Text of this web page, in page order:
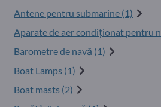
Antene pentru submarine (1)
Aparate de aer condiționat pentru
Barometre de navă (1)
Boat Lamps (1)
Boat masts (2)